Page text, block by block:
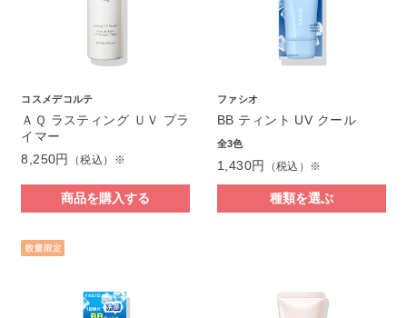
コスメデコルテ
ＡＱ ラスティング ＵＶ プラ
イマー
8,250円
（税込）※
商品を購入する
ファシオ
BB ティント UV クール
全3色
1,430円 （税込）※
種類を選ぶ